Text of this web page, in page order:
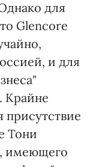
для
Glencore
и для
Крайне
Тони
имеющего